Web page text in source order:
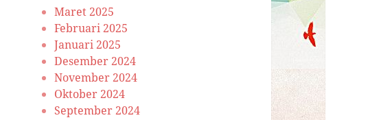
Maret 2025
Februari 2025
Januari 2025
Desember 2024
November 2024
Oktober 2024
September 2024